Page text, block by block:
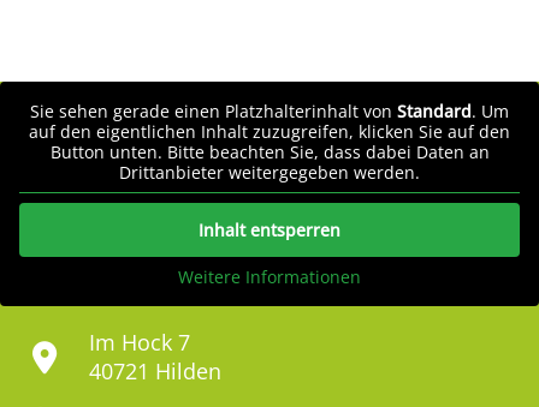
Sie sehen gerade einen Platzhalterinhalt von Standard. Um
auf den eigentlichen Inhalt zuzugreifen, klicken Sie auf den
Button unten. Bitte beachten Sie, dass dabei Daten an
Drittanbieter weitergegeben werden.
Inhalt entsperren
Weitere Informationen
Im Hock 7
40721 Hilden